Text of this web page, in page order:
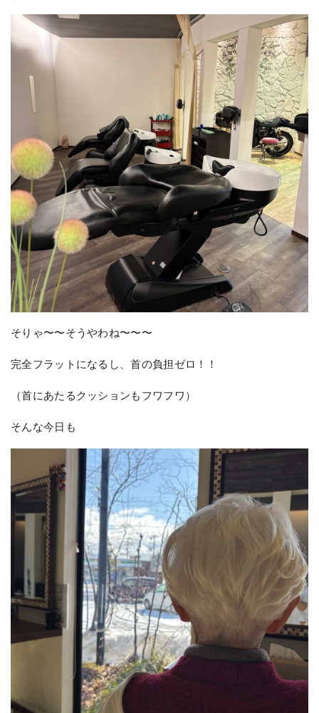
そりゃ〜〜そうやわね〜〜〜
完全フラットになるし、首の負担ゼロ！！
（首にあたるクッションもフワフワ）
そんな今日も